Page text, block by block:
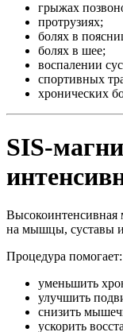
грыжах
протрузиях;
болях в
болях в шее;
воспалении
спортивных
хронических
SIS-
Высокоинтенсивная
на мышцы, суставы
Процедура помогает:
уменьшить
улучшить
снизить
ускорить